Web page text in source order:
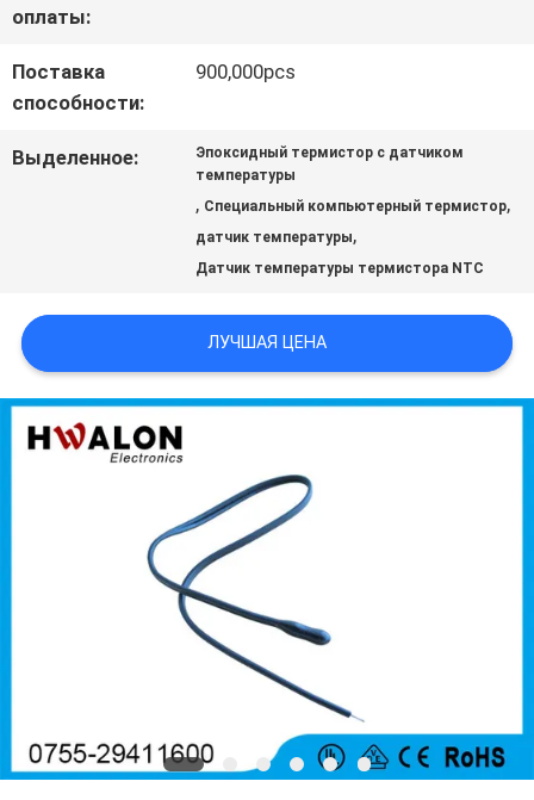
РАСЦЕНКИ
ПОЛИТИКА
КОНФИДЕНЦИАЛЬНОСТИ
оплаты:
Поставка
способности:
900,000pcs
Выделенное:
Эпоксидный термистор с датчиком
температуры
, Специальный компьютерный термистор,
датчик температуры,
Датчик температуры термистора NTC
ЛУЧШАЯ ЦЕНА